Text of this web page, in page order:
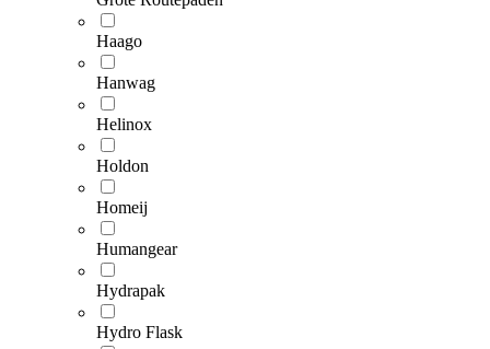
Haago
Hanwag
Helinox
Holdon
Homeij
Humangear
Hydrapak
Hydro Flask